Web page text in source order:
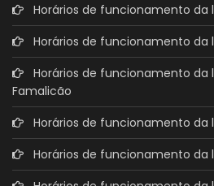
Horários de funcionamento da
Horários de funcionamento da
Horários de funcionamento da
Famalicão
Horários de funcionamento da
Horários de funcionamento da